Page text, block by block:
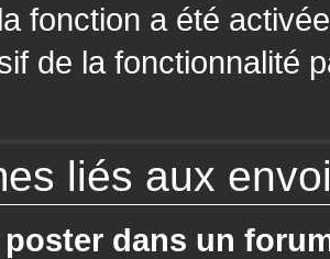
fonction a été
de la fonctionnalité
liés aux
dans un